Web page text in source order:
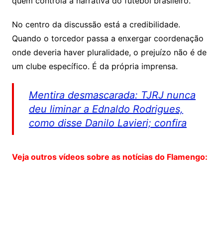
No centro da discussão está a credibilidade.
Quando o torcedor passa a enxergar coordenação
onde deveria haver pluralidade, o prejuízo não é de
um clube específico. É da própria imprensa.
Mentira desmascarada: TJRJ nunca
deu liminar a Ednaldo Rodrigues,
como disse Danilo Lavieri; confira
Veja outros vídeos sobre as notícias do Flamengo: